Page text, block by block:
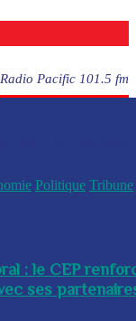
Radio Pacific 101.5 fm
Politique Tribune
: le CEP
ses